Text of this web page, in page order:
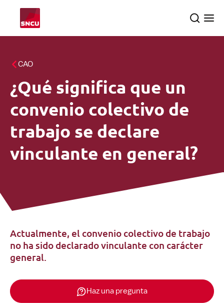
Vuelve
pagina
Search
Temas
Inspecciones
Sobre nosotros
CAO
¿Qué significa que un
convenio colectivo de
trabajo se declare
vinculante en general?
Actualmente, el convenio colectivo de trabajo
no ha sido declarado vinculante con carácter
general.
Haz una pregunta